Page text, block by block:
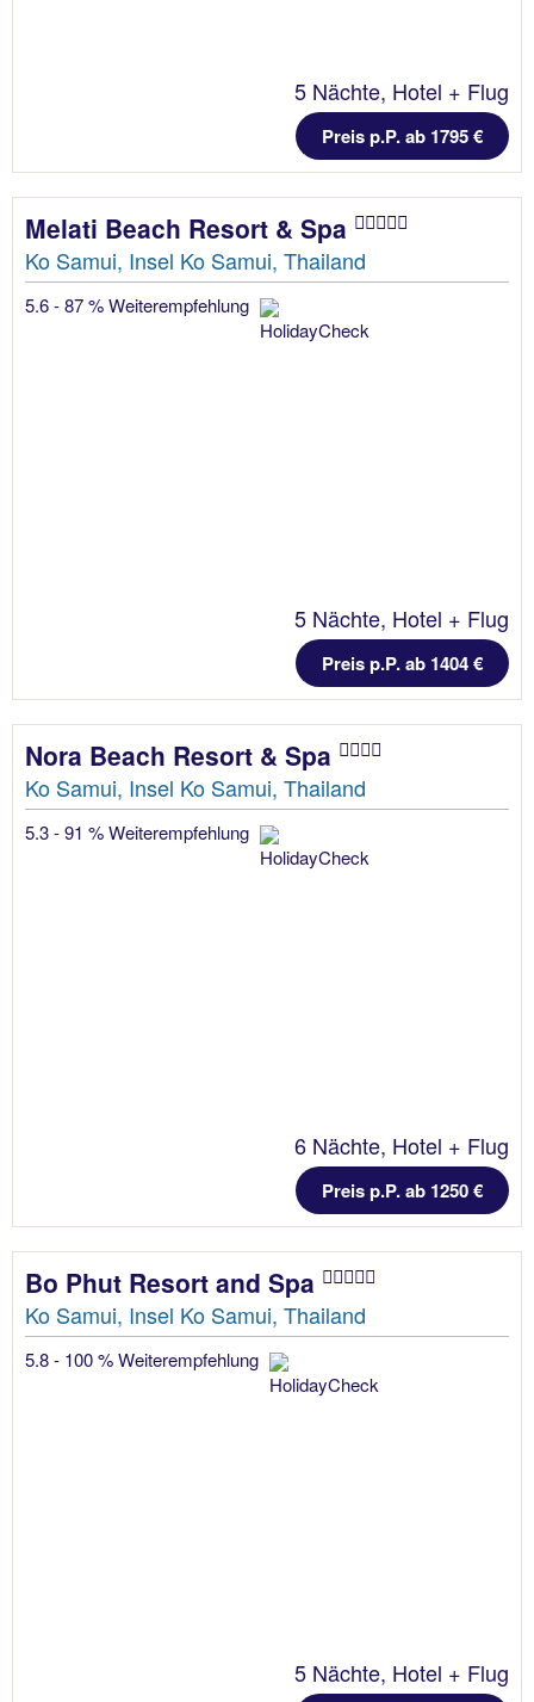
5 Nächte, Hotel + Flug
Preis p.P. ab 1795 €
Melati Beach Resort & Spa
Ko Samui, Insel Ko Samui, Thailand
5.6 - 87 % Weiterempfehlung
5 Nächte, Hotel + Flug
Preis p.P. ab 1404 €
Nora Beach Resort & Spa
Ko Samui, Insel Ko Samui, Thailand
5.3 - 91 % Weiterempfehlung
6 Nächte, Hotel + Flug
Preis p.P. ab 1250 €
Bo Phut Resort and Spa
Ko Samui, Insel Ko Samui, Thailand
5.8 - 100 % Weiterempfehlung
5 Nächte, Hotel + Flug